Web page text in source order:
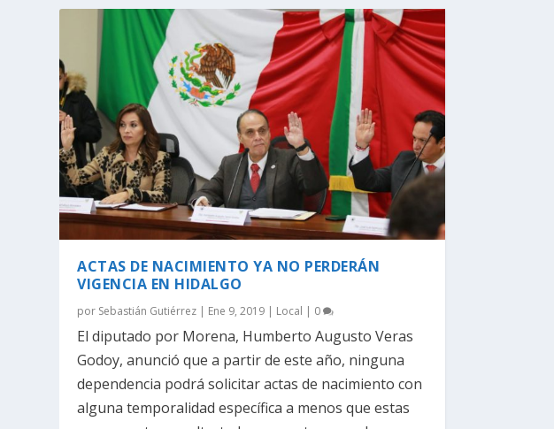
ACTAS DE NACIMIENTO YA NO PERDERÁN
VIGENCIA EN HIDALGO
por Sebastián Gutiérrez | Ene 9, 2019 | Local | 0
El diputado por Morena, Humberto Augusto Veras
Godoy, anunció que a partir de este año, ninguna
dependencia podrá solicitar actas de nacimiento con
alguna temporalidad específica a menos que estas